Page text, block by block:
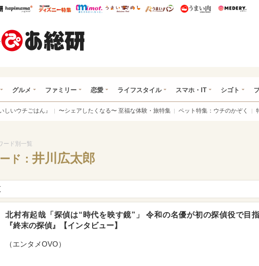
ウレぴあ総研ハピママ* ウレぴあ総研 ディズニー特集
mimot. うまいめし うまいパン うまい肉
グルメ ファミリー 恋愛 ライフスタイル スマホ・IT シゴト
しいウチごはん』 〜シェアしたくなる〜 至福な体験・旅特集 ペット特集：ウチのかぞく
ード別一覧
ド： 井川広太郎
北村有起哉「探偵は“時代を映す鏡”」 令和の名優が初の探偵役で目
『終末の探偵』【インタビュー】
（エンタメOVO）